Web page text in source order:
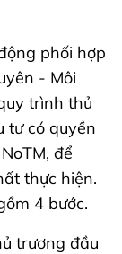
phối hợp
- Môi
trình thủ
tư có quyền
để
thực hiện.
4 bước.
trương đầu